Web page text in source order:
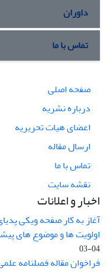
داوران
تماس با ما
صفحه اصلی
درباره نشریه
اعضای هیات تحریریه
ارسال مقاله
تماس با ما
نقشه سایت
اخبار و اعلانات
آغاز به کار صفحه ویکی
اولویت ها و موضوع های
04-03
فراخوان مقاله فصلنامه